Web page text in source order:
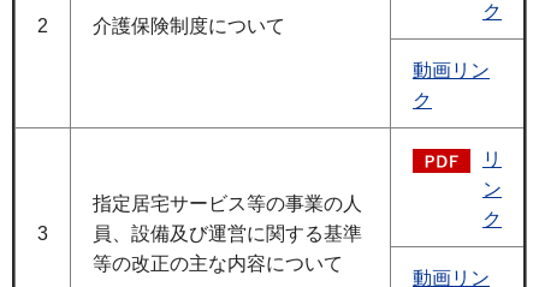
2 介護保険制度について
ク
動画リン
ク
3
指定居宅サービス等の事業の人
員、設備及び運営に関する基準
等の改正の主な内容について
リ
ン
ク
動画リン